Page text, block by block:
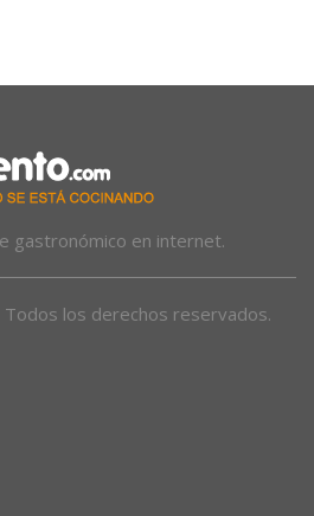
gastronómico en internet.
los derechos reservados.